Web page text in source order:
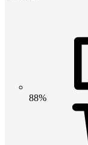
88%